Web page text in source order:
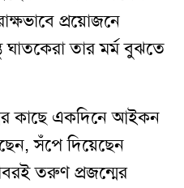
প্রয়োজনে
ঘাতকেরা তার মর্ম বুঝতে
কাছে একদিনে আইকন
সঁপে দিয়েছেন
তরুণ প্রজন্মের